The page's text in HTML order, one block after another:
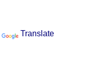
Translate